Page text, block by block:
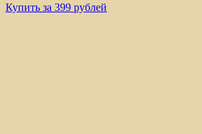
Купить за 399 рублей